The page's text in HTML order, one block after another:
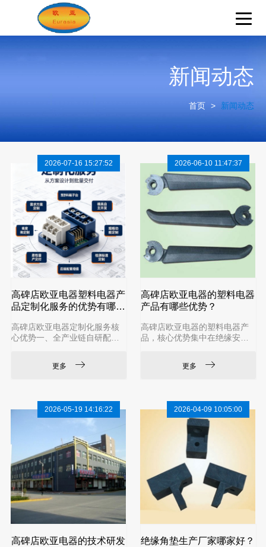
新闻动态
首页 > 新闻动态
2026-07-16 15:27:52
高碑店欧亚电器塑料电器产
品定制化服务的优势有哪
高碑店欧亚电器定制化服务核
心优势一、全产业链自研配
车间，从产品建模、CNC 加
工、修模调试全程自主完成，
来样可快速逆向建模打样，急
单可优先排产。自主改性塑料
配方研发，可根据设备工况调
整原料性能，不用外购成品
料，既能匹配耐高温、高绝
缘、耐油、耐候等特殊需求，
又能控制原料成本。一体化生
产链路：材料调配→模具制造
→注塑成型→性
更多
2026-06-10 11:47:37
高碑店欧亚电器的塑料电器
产品有哪些优势？
高碑店欧亚电器的塑料电器产
品，核心优势集中在绝缘安
际认证与定制配套五大方面，
在电焊机绝缘配件领域尤为突
配方工程塑料，击穿电压≥20k
V/mm，可承受焊机内部高压、
强电流工况。阻燃耐高温：UL
94 V-0 级阻燃，长期耐受 **-4
0℃～+150℃**，短时峰值可达
180℃，不变形、不脆裂。环保
无毒：全系列通过SGS 检
更多
2026-05-19 14:16:22
高碑店欧亚电器的技术研发
2026-04-09 10:05:00
绝缘角垫生产厂家哪家好？